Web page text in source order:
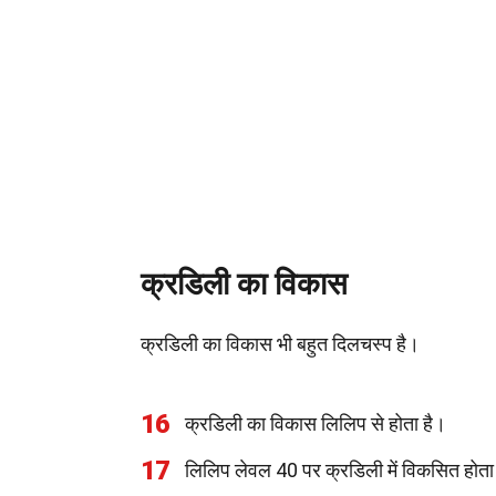
क्रडिली का विकास
क्रडिली का विकास भी बहुत दिलचस्प है।
16 क्रडिली का विकास लिलिप से होता है।
17 लिलिप लेवल 40 पर क्रडिली में विकसित